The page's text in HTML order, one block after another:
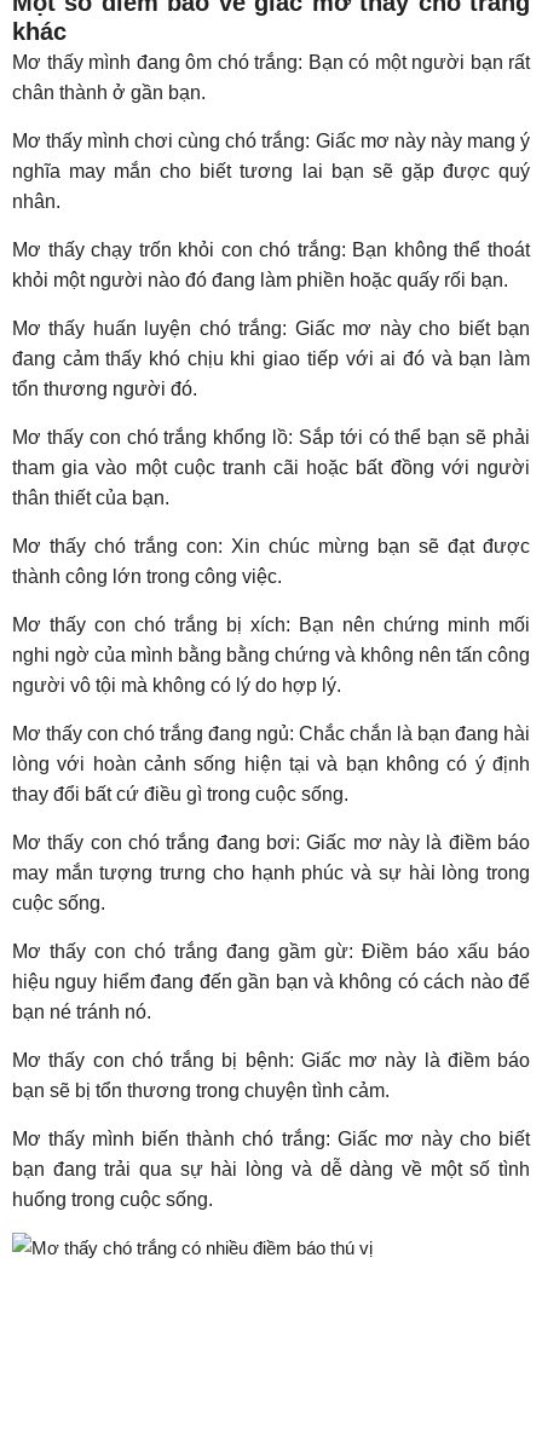
khác
Mơ thấy mình đang ôm chó trắng: Bạn có một người bạn rất
chân thành ở gần bạn.
Mơ thấy mình chơi cùng chó trắng: Giấc mơ này này mang ý
nghĩa may mắn cho biết tương lai bạn sẽ gặp được quý
nhân.
Mơ thấy chạy trốn khỏi con chó trắng: Bạn không thể thoát
khỏi một người nào đó đang làm phiền hoặc quấy rối bạn.
Mơ thấy huấn luyện chó trắng: Giấc mơ này cho biết bạn
đang cảm thấy khó chịu khi giao tiếp với ai đó và bạn làm
tổn thương người đó.
Mơ thấy con chó trắng khổng lồ: Sắp tới có thể bạn sẽ phải
tham gia vào một cuộc tranh cãi hoặc bất đồng với người
thân thiết của bạn.
Mơ thấy chó trắng con: Xin chúc mừng bạn sẽ đạt được
thành công lớn trong công việc.
Mơ thấy con chó trắng bị xích: Bạn nên chứng minh mối
nghi ngờ của mình bằng bằng chứng và không nên tấn công
người vô tội mà không có lý do hợp lý.
Mơ thấy con chó trắng đang ngủ: Chắc chắn là bạn đang hài
lòng với hoàn cảnh sống hiện tại và bạn không có ý định
thay đổi bất cứ điều gì trong cuộc sống.
Mơ thấy con chó trắng đang bơi: Giấc mơ này là điềm báo
may mắn tượng trưng cho hạnh phúc và sự hài lòng trong
cuộc sống.
Mơ thấy con chó trắng đang gầm gừ: Điềm báo xấu báo
hiệu nguy hiểm đang đến gần bạn và không có cách nào để
bạn né tránh nó.
Mơ thấy con chó trắng bị bệnh: Giấc mơ này là điềm báo
bạn sẽ bị tổn thương trong chuyện tình cảm.
Mơ thấy mình biến thành chó trắng: Giấc mơ này cho biết
bạn đang trải qua sự hài lòng và dễ dàng về một số tình
huống trong cuộc sống.